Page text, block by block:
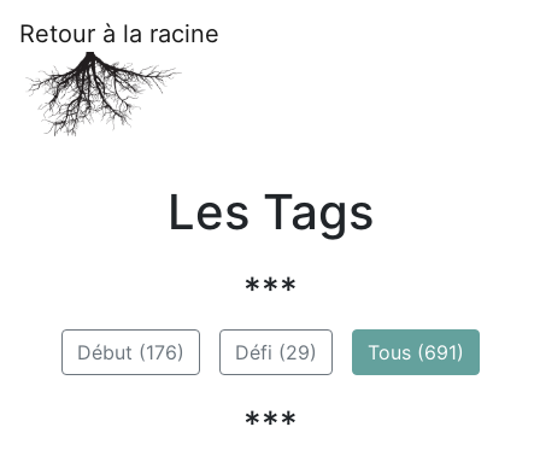
Retour à la racine
Les Tags
***
Début (176) Défi (29) Tous (691)
***